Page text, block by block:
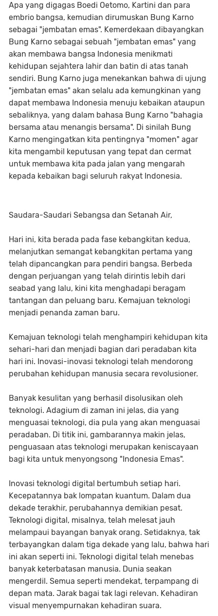
Apa yang digagas Boedi Oetomo, Kartini dan para
embrio bangsa, kemudian dirumuskan Bung Karno
sebagai "jembatan emas". Kemerdekaan dibayangkan
Bung Karno sebagai sebuah "jembatan emas" yang
akan membawa bangsa Indonesia menikmati
kehidupan sejahtera lahir dan batin di atas tanah
sendiri. Bung Karno juga menekankan bahwa di ujung
"jembatan emas" akan selalu ada kemungkinan yang
dapat membawa Indonesia menuju kebaikan ataupun
sebaliknya, yang dalam bahasa Bung Karno "bahagia
bersama atau menangis bersama". Di sinilah Bung
Karno mengingatkan kita pentingnya "momen" agar
kita mengambil keputusan yang tepat dan cermat
untuk membawa kita pada jalan yang mengarah
kepada kebaikan bagi seluruh rakyat Indonesia.
Saudara-Saudari Sebangsa dan Setanah Air,
Hari ini, kita berada pada fase kebangkitan kedua,
melanjutkan semangat kebangkitan pertama yang
telah dipancangkan para pendiri bangsa. Berbeda
dengan perjuangan yang telah dirintis lebih dari
seabad yang lalu, kini kita menghadapi beragam
tantangan dan peluang baru. Kemajuan teknologi
menjadi penanda zaman baru.
Kemajuan teknologi telah menghampiri kehidupan kita
sehari-hari dan menjadi bagian dari peradaban kita
hari ini. Inovasi-inovasi teknologi telah mendorong
perubahan kehidupan manusia secara revolusioner.
Banyak kesulitan yang berhasil disolusikan oleh
teknologi. Adagium di zaman ini jelas, dia yang
menguasai teknologi, dia pula yang akan menguasai
peradaban. Di titik ini, gambarannya makin jelas,
penguasaan atas teknologi merupakan keniscayaan
bagi kita untuk menyongsong "Indonesia Emas".
Inovasi teknologi digital bertumbuh setiap hari.
Kecepatannya bak lompatan kuantum. Dalam dua
dekade terakhir, perubahannya demikian pesat.
Teknologi digital, misalnya, telah melesat jauh
melampaui bayangan banyak orang. Setidaknya, tak
terbayangkan dalam tiga dekade yang lalu, bahwa hari
ini akan seperti ini. Teknologi digital telah menebas
banyak keterbatasan manusia. Dunia seakan
mengerdil. Semua seperti mendekat, terpampang di
depan mata. Jarak bagai tak lagi relevan. Kehadiran
visual menyempurnakan kehadiran suara.